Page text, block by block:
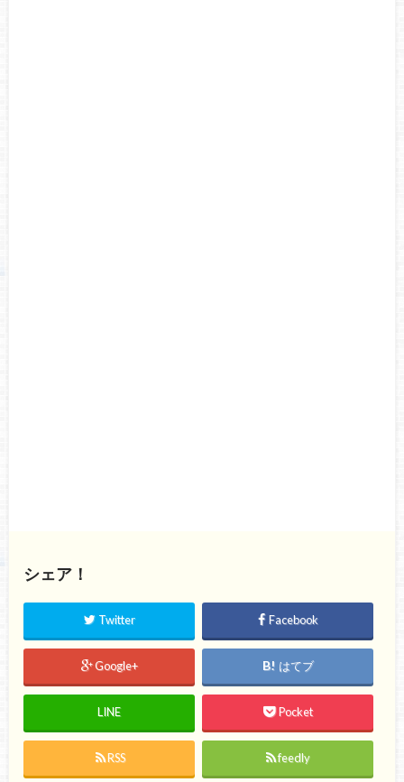
シェア！
Twitter Facebook
Google+ はてブ
LINE Pocket
RSS feedly